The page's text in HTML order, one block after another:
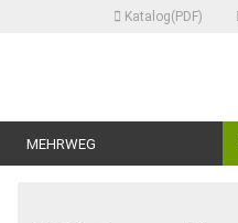
Katalog(PDF)
MEHRWEG